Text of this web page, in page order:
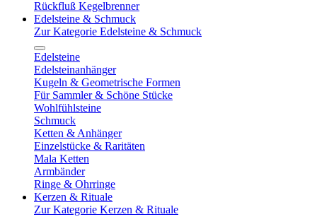
Rückfluß Kegelbrenner
Edelsteine & Schmuck
Zur Kategorie Edelsteine & Schmuck
Edelsteine
Edelsteinanhänger
Kugeln & Geometrische Formen
Für Sammler & Schöne Stücke
Wohlfühlsteine
Schmuck
Ketten & Anhänger
Einzelstücke & Raritäten
Mala Ketten
Armbänder
Ringe & Ohrringe
Kerzen & Rituale
Zur Kategorie Kerzen & Rituale